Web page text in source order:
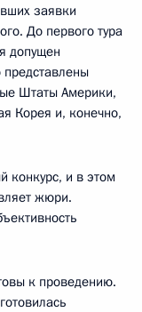
заявки
До первого тура
допущен
Штаты Америки,
Корея и, конечно,
конкурс, и в этом
жюри.
к проведению.